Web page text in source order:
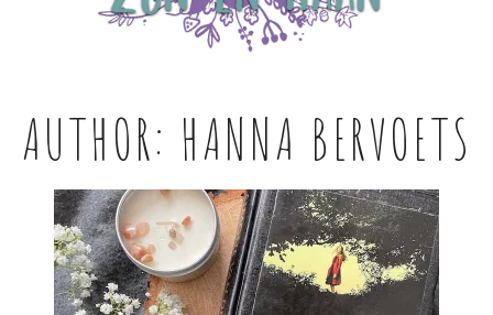
AUTHOR: HANNA BERVOETS